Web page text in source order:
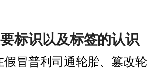
标识以及标签的认识
假冒普利司通轮胎、篡改